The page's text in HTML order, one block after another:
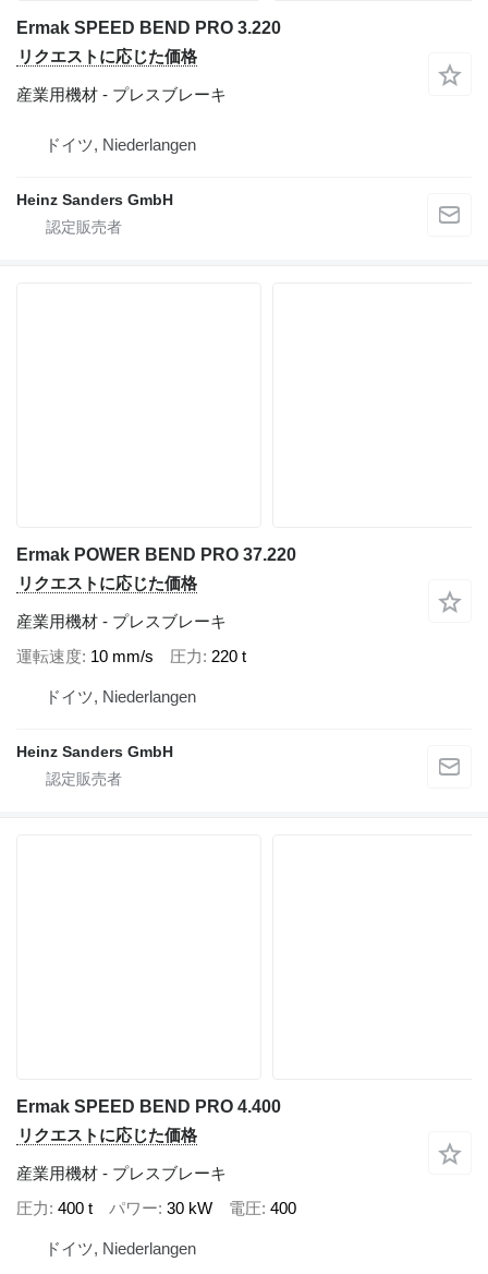
Ermak SPEED BEND PRO 3.220
リクエストに応じた価格
産業用機材 - プレスブレーキ
ドイツ, Niederlangen
Heinz Sanders GmbH
Ermak POWER BEND PRO 37.220
リクエストに応じた価格
産業用機材 - プレスブレーキ
運転速度 10 mm/s 圧力 220 t
ドイツ, Niederlangen
Heinz Sanders GmbH
Ermak SPEED BEND PRO 4.400
リクエストに応じた価格
産業用機材 - プレスブレーキ
圧力 400 t パワー 30 kW 電圧 400
ドイツ, Niederlangen